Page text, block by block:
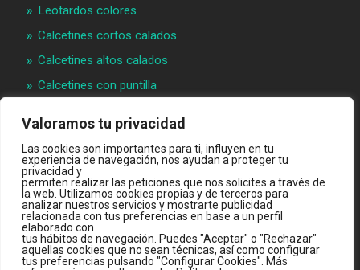
Valoramos tu privacidad
Las cookies son importantes para ti, influyen en tu
experiencia de navegación, nos ayudan a proteger tu
privacidad y
permiten realizar las peticiones que nos solicites a través de
la web. Utilizamos cookies propias y de terceros para
analizar nuestros servicios y mostrarte publicidad
relacionada con tus preferencias en base a un perfil
elaborado con
tus hábitos de navegación. Puedes "Aceptar" o "Rechazar"
aquellas cookies que no sean técnicas, así como configurar
tus preferencias pulsando "Configurar Cookies". Más
Leotardos colores
Calcetines cortos calados
Calcetines altos calados
Calcetines con puntilla
Materias primeras
Videos
Quiénes somos
Contacto
INTRANET B2B
TIENDA ONLINE